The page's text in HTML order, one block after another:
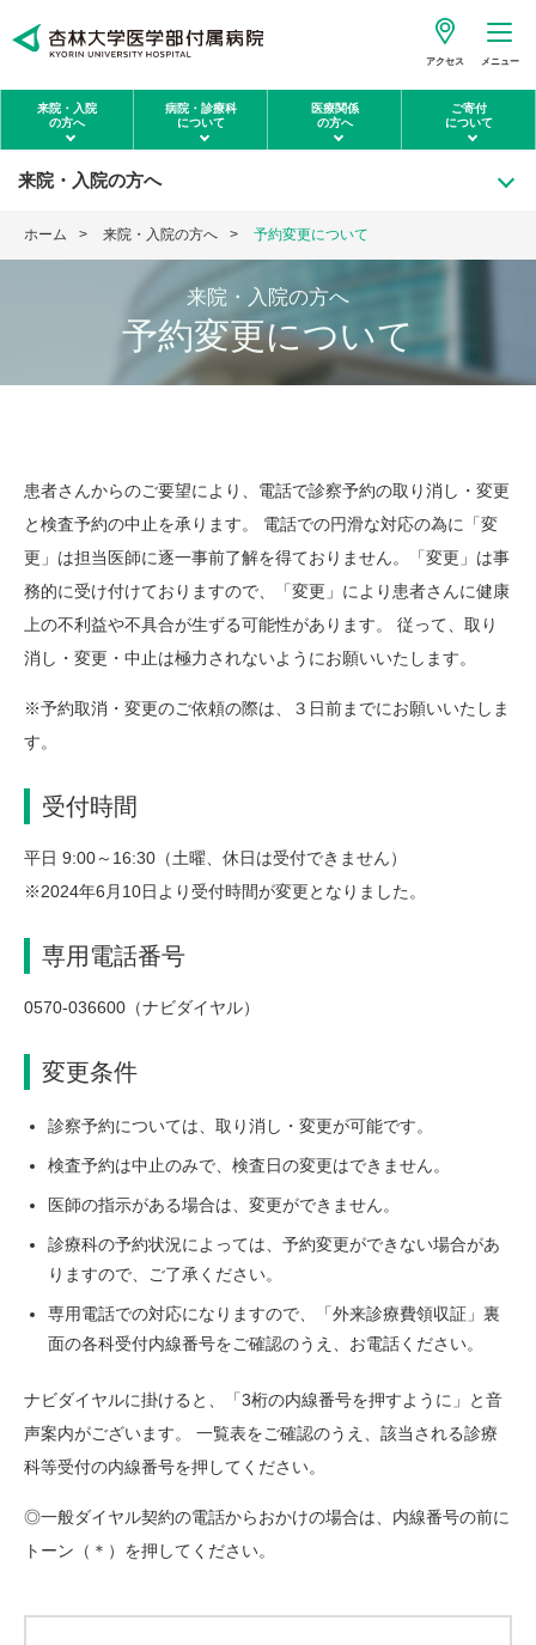
アクセス メニュー
来院・入院
の方へ
病院・診療科
について
医療関係
の方へ
ご寄付
について
来院・入院の方へ
ホーム 来院・入院の方へ 予約変更について
来院・入院の方へ
予約変更について
患者さんからのご要望により、電話で診察予約の取り消し・変更
と検査予約の中止を承ります。 電話での円滑な対応の為に「変
更」は担当医師に逐一事前了解を得ておりません。「変更」は事
務的に受け付けておりますので、「変更」により患者さんに健康
上の不利益や不具合が生ずる可能性があります。 従って、取り
消し・変更・中止は極力されないようにお願いいたします。
※予約取消・変更のご依頼の際は、３日前までにお願いいたしま
す。
受付時間
平日 9:00～16:30（土曜、休日は受付できません）
※2024年6月10日より受付時間が変更となりました。
専用電話番号
0570-036600（ナビダイヤル）
変更条件
診察予約については、取り消し・変更が可能です。
検査予約は中止のみで、検査日の変更はできません。
医師の指示がある場合は、変更ができません。
診療科の予約状況によっては、予約変更ができない場合があ
りますので、ご了承ください。
専用電話での対応になりますので、「外来診療費領収証」裏
面の各科受付内線番号をご確認のうえ、お電話ください。
ナビダイヤルに掛けると、「3桁の内線番号を押すように」と音
声案内がございます。 一覧表をご確認のうえ、該当される診療
科等受付の内線番号を押してください。
◎一般ダイヤル契約の電話からおかけの場合は、内線番号の前に
トーン（＊）を押してください。